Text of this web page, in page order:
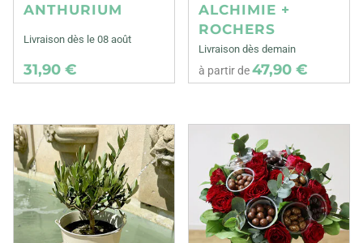
ANTHURIUM
Livraison dès le 08 août
31,90 €
ALCHIMIE +
ROCHERS
Livraison dès demain
à partir de47,90 €